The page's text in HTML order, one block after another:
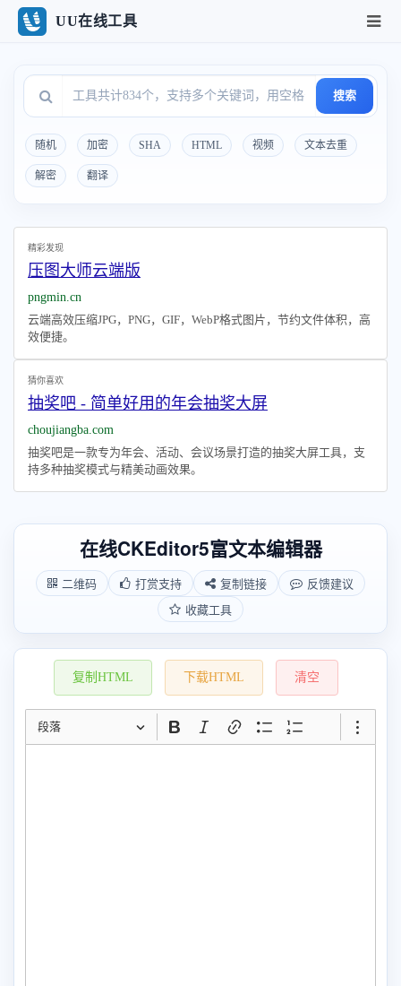
UU在线工具
搜索
随机 加密 SHA HTML 视频 文本去重
解密 翻译
精彩发现
压图大师云端版
pngmin.cn
云端高效压缩JPG，PNG，GIF，WebP格式图片，节约文件体积，高
效便捷。
猜你喜欢
抽奖吧 - 简单好用的年会抽奖大屏
choujiangba.com
抽奖吧是一款专为年会、活动、会议场景打造的抽奖大屏工具，支
持多种抽奖模式与精美动画效果。
在线CKEditor5富文本编辑器
二维码 打赏支持 复制链接
反馈建议
收藏工具
复制HTML 下载HTML 清空
段落